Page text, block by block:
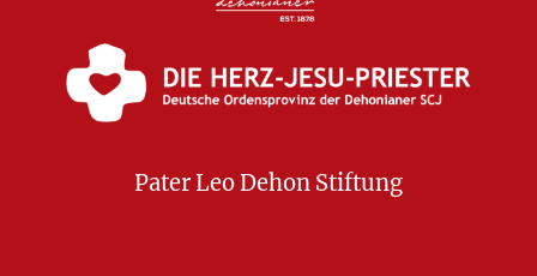
Pater Leo Dehon Stiftung